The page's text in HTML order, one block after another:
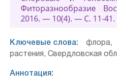
Фиторазнообразие
2016. — 10(4). — С. 11-41.
Ключевые слова: флора,
растения, Свердловская
Аннотация: